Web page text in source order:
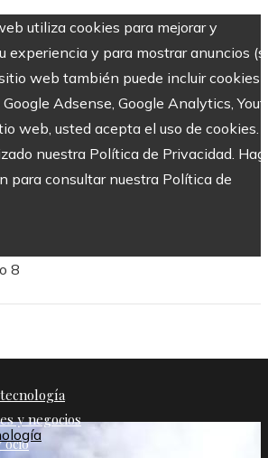
utiliza cookies para mejorar y
experiencia y para mostrar anuncios
web también puede incluir cookies
Adsense, Google Analytics,
web, usted acepta el uso de cookies.
nuestra Política de Privacidad.
para consultar nuestra Política de
8
y negocios